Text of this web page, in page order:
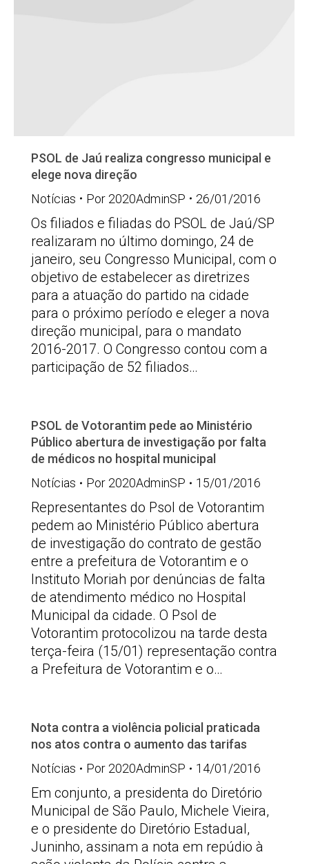
PSOL de Jaú realiza congresso municipal e
elege nova direção
Notícias
Por 2020AdminSP 26/01/2016
Os filiados e filiadas do PSOL de Jaú/SP
realizaram no último domingo, 24 de
janeiro, seu Congresso Municipal, com o
objetivo de estabelecer as diretrizes
para a atuação do partido na cidade
para o próximo período e eleger a nova
direção municipal, para o mandato
2016-2017. O Congresso contou com a
participação de 52 filiados…
PSOL de Votorantim pede ao Ministério
Público abertura de investigação por falta
de médicos no hospital municipal
Notícias
Por 2020AdminSP 15/01/2016
Representantes do Psol de Votorantim
pedem ao Ministério Público abertura
de investigação do contrato de gestão
entre a prefeitura de Votorantim e o
Instituto Moriah por denúncias de falta
de atendimento médico no Hospital
Municipal da cidade. O Psol de
Votorantim protocolizou na tarde desta
terça-feira (15/01) representação contra
a Prefeitura de Votorantim e o…
Nota contra a violência policial praticada
nos atos contra o aumento das tarifas
Notícias
Por 2020AdminSP 14/01/2016
Em conjunto, a presidenta do Diretório
Municipal de São Paulo, Michele Vieira,
e o presidente do Diretório Estadual,
Juninho, assinam a nota em repúdio à